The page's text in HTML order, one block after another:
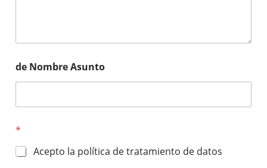
de Nombre Asunto
*
Acepto la política de tratamiento de datos